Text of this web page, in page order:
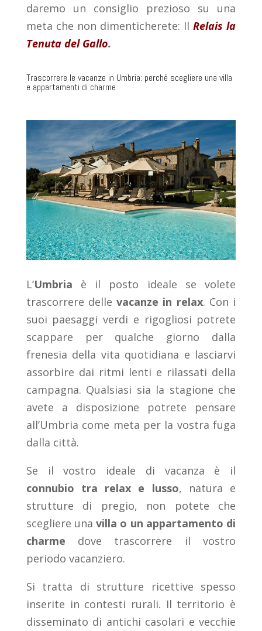
daremo un consiglio prezioso su una
meta che non dimenticherete: IlRelais la
Tenuta del Gallo.
Trascorrere le vacanze in Umbria: perché scegliere una villa
e appartamenti di charme
L’Umbria è il posto ideale se volete
trascorrere dellevacanze in relax. Con i
suoi paesaggi verdi e rigogliosi potrete
scappare per qualche giorno dalla
frenesia della vita quotidiana e lasciarvi
assorbire dai ritmi lenti e rilassati della
campagna. Qualsiasi sia la stagione che
avete a disposizione potrete pensare
all’Umbria come meta per la vostra fuga
dalla città.
Se il vostro ideale di vacanza è il
connubio tra relax e lusso, natura e
strutture di pregio, non potete che
scegliere unavilla o un appartamento di
charme dove trascorrere il vostro
periodo vacanziero.
Si tratta di strutture ricettive spesso
inserite in contesti rurali. Il territorio è
disseminato di antichi casolari e vecchie